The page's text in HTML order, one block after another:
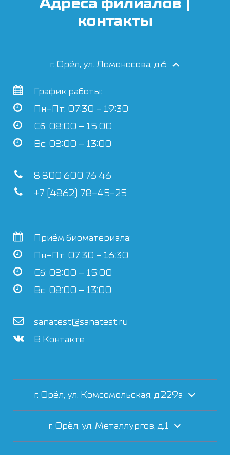
контакты
г. Орёл, ул. Ломоносова, д.6
График работы:
Пн–Пт: 07:30 – 19:30
Сб: 08:00 – 15:00
Вс: 08:00 – 13:00
8 800 600 76 46
+7 (4862) 78-45-25
Приём биоматериала:
Пн–Пт: 07:30 – 16:30
Сб: 08:00 – 15:00
Вс: 08:00 – 13:00
sanatest@sanatest.ru
В Контакте
г. Орёл, ул. Комсомольская, д.229а
г. Орёл, ул. Металлургов, д.1